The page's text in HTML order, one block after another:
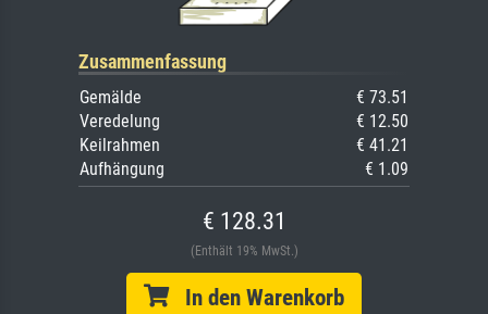
Zusammenfassung
Gemälde
€ 73.51
Veredelung
€ 12.50
Keilrahmen
€ 41.21
Aufhängung
€ 1.09
€ 128.31
(Enthält 19% MwSt.)
In den Warenkorb